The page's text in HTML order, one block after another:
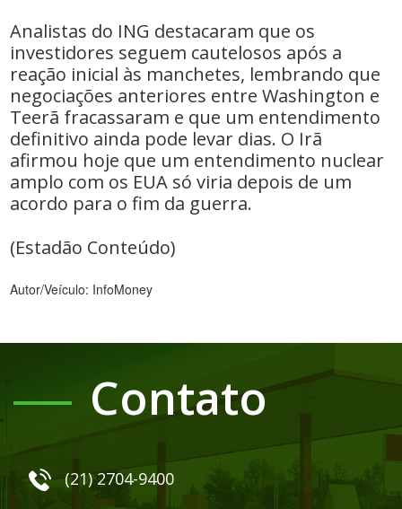
Analistas do ING destacaram que os
investidores seguem cautelosos após a
reação inicial às manchetes, lembrando que
negociações anteriores entre Washington e
Teerã fracassaram e que um entendimento
definitivo ainda pode levar dias. O Irã
afirmou hoje que um entendimento nuclear
amplo com os EUA só viria depois de um
acordo para o fim da guerra.
(Estadão Conteúdo)
Autor/Veículo: InfoMoney
Contato
(21) 2704-9400